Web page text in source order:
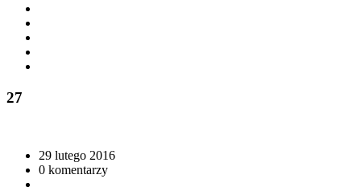
27
29 lutego 2016
0 komentarzy